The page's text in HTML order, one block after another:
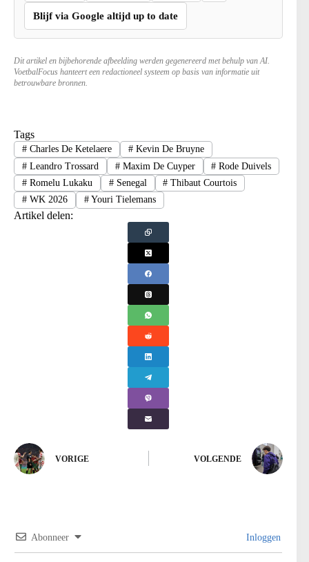
Blijf via Google altijd up to date
Dit artikel en bijbehorende afbeelding werden gegenereerd met behulp van AI.
VoetbalFocus hanteert een redactioneel systeem op basis van informatie uit
betrouwbare bronnen.
Tags
#Charles De Ketelaere #Kevin De Bruyne
#Leandro Trossard #Maxim De Cuyper # Rode Duivels
#Romelu Lukaku #Senegal # Thibaut Courtois
#WK 2026 #Youri Tielemans
Artikel delen:
VORIGE VOLGENDE
Abonneer Inloggen